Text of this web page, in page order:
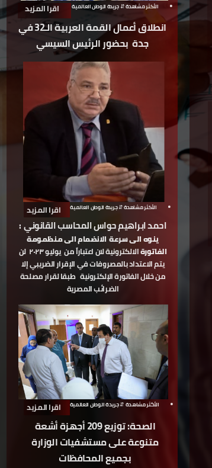
اقرا المزيد الأكثر مشاهدة ⇵ جريدة الوطن العالمية
انطلاق أعمال القمة العربية الـ32 في
جدة بحضور الرئيس السيسي
اقرا المزيد الأكثر مشاهدة ⇵ جريدة الوطن العالمية
احمد ابراهيم حواس المحاسب القانوني:
ينوه الى سرعة الانضمام الى منظمومة
الفاتورةالالكترونية لان اعتباراً من يوليو ٢٠٢٣
لن
يتم الاعتداد بالمصروفات في الإقرار الضريبي إلا
من خلال الفاتورة الإلكترونية طبقا لقرار مصلحة
الضرائب المصرية
اقرا المزيد الأكثر مشاهدة ⇵ جريدة الوطن العالمية
الصحة: توزيع 209 أجهزة أشعة
متنوعة على مستشفيات الوزارة
بجميع المحافظات